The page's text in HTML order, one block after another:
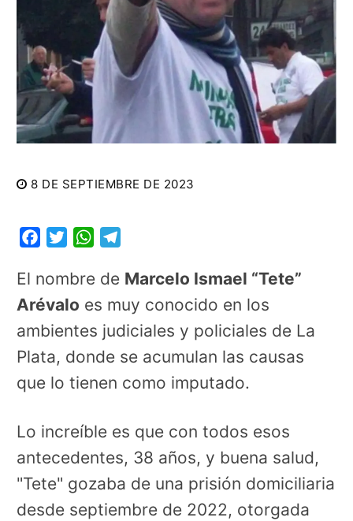
8 DE SEPTIEMBRE DE 2023
FacebookTwitterWhatsApp
El nombre de Marcelo Ismael “Tete”
Arévalo es muy conocido en los
ambientes judiciales y policiales de La
Plata, donde se acumulan las causas
que lo tienen como imputado.
Lo increíble es que con todos esos
antecedentes, 38 años, y buena salud,
"Tete" gozaba de una prisión domiciliaria
desde septiembre de 2022, otorgada